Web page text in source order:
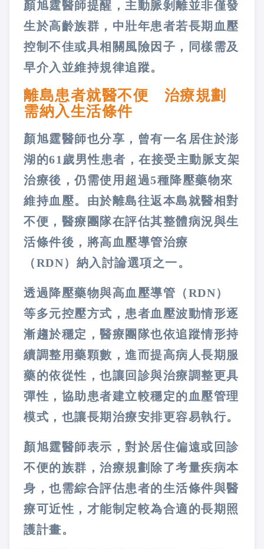
顏旭霆醫師提醒，主動脈剝離並非僅發
生於高齡族群，中壯年患者若長期血壓
控制不佳或具相關風險因子，同樣需及
早介入並維持規律追蹤。
離島患者就醫不便 治療規劃
需納入生活條件
顏旭霆醫師也分享，曾有一名居住於澎
湖的61歲男性患者，在接受主動脈支架
治療後，仍需使用超過5種降壓藥物來
維持血壓。由於離島往返本島就醫相對
不便，醫療團隊在評估其整體病況與生
活條件後，將高血壓導管治療
（RDN）納入討論選項之一。
透過降壓藥物與高血壓導管（RDN）
等多元控壓方式，患者血壓波動情形逐
漸趨於穩定，醫療團隊也依追蹤情形持
續調整用藥顆數，進而提高病人長期服
藥的依從性，也讓回診與治療調整更具
彈性，協助患者建立較穩定的血壓管理
模式，也讓長期治療安排更容易執行。
顏旭霆醫師表示，對於居住偏遠或回診
不便的族群，治療規劃除了考量疾病本
身，也需綜合評估患者的生活條件與醫
療可近性，才能制定較為合適的長期照
護計畫。